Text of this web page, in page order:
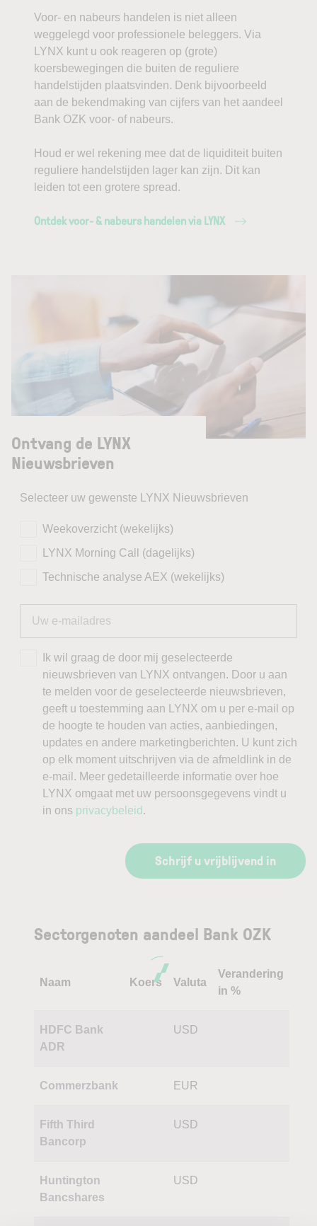
Voor- en nabeurs handelen is niet alleen
weggelegd voor professionele beleggers. Via
LYNX kunt u ook reageren op (grote)
koersbewegingen die buiten de reguliere
handelstijden plaatsvinden. Denk bijvoorbeeld
aan de bekendmaking van cijfers van het aandeel
Bank OZK voor- of nabeurs.
Houd er wel rekening mee dat de liquiditeit buiten
reguliere handelstijden lager kan zijn. Dit kan
leiden tot een grotere spread.
Ontdek voor- & nabeurs handelen via LYNX
Ontvang de LYNX
Nieuwsbrieven
Selecteer uw gewenste LYNX Nieuwsbrieven
Weekoverzicht (wekelijks)
LYNX Morning Call (dagelijks)
Technische analyse AEX (wekelijks)
Ik wil graag de door mij geselecteerde
nieuwsbrieven van LYNX ontvangen. Door u aan
te melden voor de geselecteerde nieuwsbrieven,
geeft u toestemming aan LYNX om u per e-mail op
de hoogte te houden van acties, aanbiedingen,
updates en andere marketingberichten. U kunt zich
op elk moment uitschrijven via de afmeldlink in de
e-mail. Meer gedetailleerde informatie over hoe
LYNX omgaat met uw persoonsgegevens vindt u
in ons privacybeleid .
Schrijf u vrijblijvend in
Sectorgenoten aandeel Bank OZK
Naam Koers Valuta
Verandering
in %
HDFC Bank
ADR
USD
Commerzbank EUR
Fifth Third
Bancorp
USD
Huntington
Bancshares
USD